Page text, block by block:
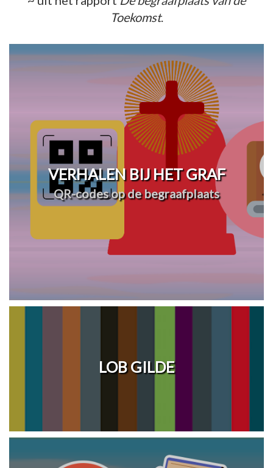
Toekomst.
VERHALEN BIJ HET GRAF
QR-codes op de begraafplaats
LOB GILDE